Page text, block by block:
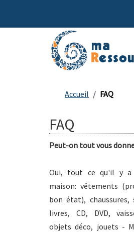
Accueil FAQ
FAQ
Peut-on tout vous
Oui, tout ce qu'il y a
maison: vêtements
bon état), chaussures,
livres, CD, DVD,
objets déco, jouets -